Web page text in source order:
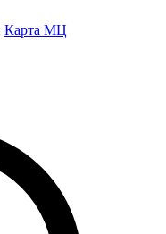
Карта МЦ